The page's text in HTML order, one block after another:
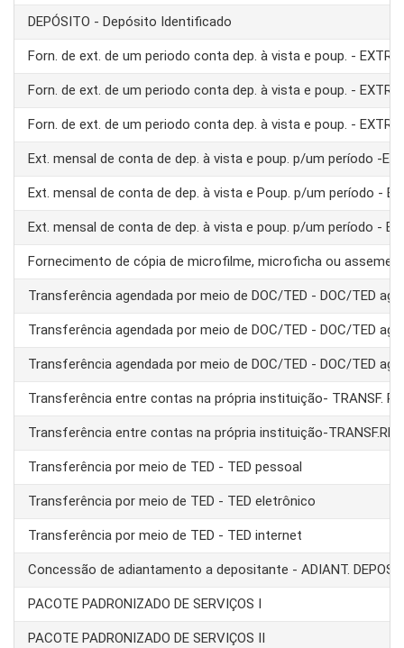
DEPÓSITO - Depósito Identificado
Forn. de ext. de um periodo conta dep. à vista e poup. -
Forn. de ext. de um periodo conta dep. à vista e poup. -
Forn. de ext. de um periodo conta dep. à vista e poup. -
Ext. mensal de conta de dep. à vista e poup. p/um período -
Ext. mensal de conta de dep. à vista e Poup. p/um período -
Ext. mensal de conta de dep. à vista e poup. p/um período -
Fornecimento de cópia de microfilme, microficha ou
Transferência agendada por meio de DOC/TED - DOC/TED
Transferência agendada por meio de DOC/TED - DOC/TED
Transferência agendada por meio de DOC/TED - DOC/TED
Transferência entre contas na própria instituição- TRANSF.
Transferência entre contas na própria instituição-
Transferência por meio de TED - TED pessoal
Transferência por meio de TED - TED eletrônico
Transferência por meio de TED - TED internet
Concessão de adiantamento a depositante - ADIANT.
PACOTE PADRONIZADO DE SERVIÇOS I
PACOTE PADRONIZADO DE SERVIÇOS II